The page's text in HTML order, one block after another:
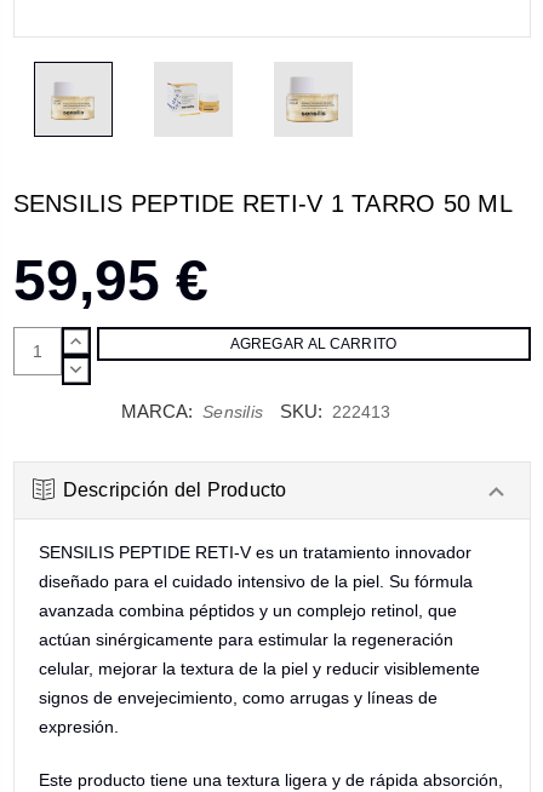
SENSILIS PEPTIDE RETI-V 1 TARRO 50 ML
59,95 €
AUMENTAR
CANTIDAD:
DISMINUIR
MARCA: Sensilis SKU: 222413
Descripción del Producto
SENSILIS PEPTIDE RETI-V es un tratamiento innovador
diseñado para el cuidado intensivo de la piel. Su fórmula
avanzada combina péptidos y un complejo retinol, que
actúan sinérgicamente para estimular la regeneración
celular, mejorar la textura de la piel y reducir visiblemente
signos de envejecimiento, como arrugas y líneas de
expresión.
Este producto tiene una textura ligera y de rápida absorción,